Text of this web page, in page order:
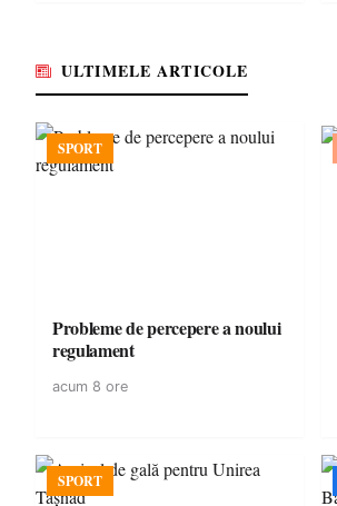
ULTIMELE ARTICOLE
SPORT
Probleme de percepere a noului
regulament
acum 8 ore
SPORT